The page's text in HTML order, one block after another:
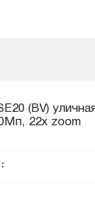
(BV)
22x zoom